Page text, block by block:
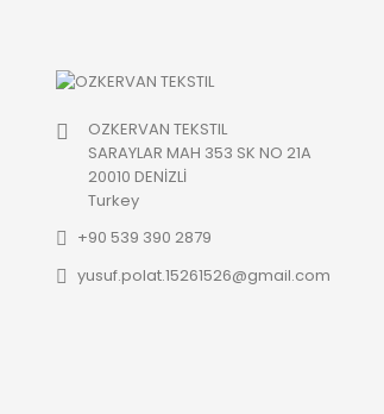
OZKERVAN TEKSTIL
SARAYLAR MAH 353 SK NO 21A
20010 DENİZLİ
Turkey
+90 539 390 2879
yusuf.polat.15261526@gmail.com